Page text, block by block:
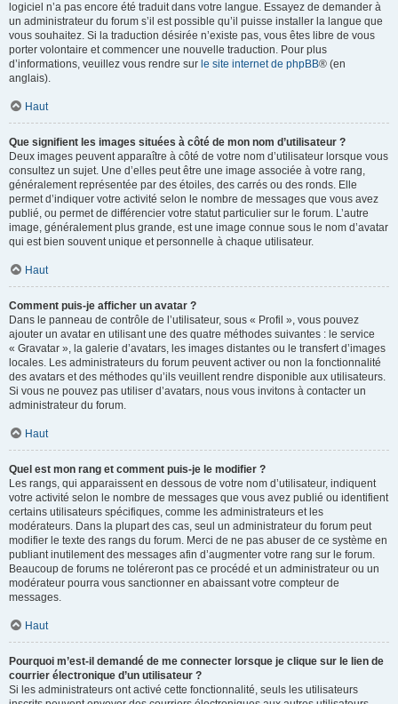
logiciel n’a pas encore été traduit dans votre langue. Essayez de demander à
un administrateur du forum s’il est possible qu’il puisse installer la langue que
vous souhaitez. Si la traduction désirée n’existe pas, vous êtes libre de vous
porter volontaire et commencer une nouvelle traduction. Pour plus
d’informations, veuillez vous rendre sur le site internet de phpBB® (en
anglais).
Haut
Que signifient les images situées à côté de mon nom d’utilisateur ?
Deux images peuvent apparaître à côté de votre nom d’utilisateur lorsque vous
consultez un sujet. Une d’elles peut être une image associée à votre rang,
généralement représentée par des étoiles, des carrés ou des ronds. Elle
permet d’indiquer votre activité selon le nombre de messages que vous avez
publié, ou permet de différencier votre statut particulier sur le forum. L’autre
image, généralement plus grande, est une image connue sous le nom d’avatar
qui est bien souvent unique et personnelle à chaque utilisateur.
Haut
Comment puis-je afficher un avatar ?
Dans le panneau de contrôle de l’utilisateur, sous « Profil », vous pouvez
ajouter un avatar en utilisant une des quatre méthodes suivantes : le service
« Gravatar », la galerie d’avatars, les images distantes ou le transfert d’images
locales. Les administrateurs du forum peuvent activer ou non la fonctionnalité
des avatars et des méthodes qu’ils veuillent rendre disponible aux utilisateurs.
Si vous ne pouvez pas utiliser d’avatars, nous vous invitons à contacter un
administrateur du forum.
Haut
Quel est mon rang et comment puis-je le modifier ?
Les rangs, qui apparaissent en dessous de votre nom d’utilisateur, indiquent
votre activité selon le nombre de messages que vous avez publié ou identifient
certains utilisateurs spécifiques, comme les administrateurs et les
modérateurs. Dans la plupart des cas, seul un administrateur du forum peut
modifier le texte des rangs du forum. Merci de ne pas abuser de ce système en
publiant inutilement des messages afin d’augmenter votre rang sur le forum.
Beaucoup de forums ne toléreront pas ce procédé et un administrateur ou un
modérateur pourra vous sanctionner en abaissant votre compteur de
messages.
Haut
Pourquoi m’est-il demandé de me connecter lorsque je clique sur le lien de
courrier électronique d’un utilisateur ?
Si les administrateurs ont activé cette fonctionnalité, seuls les utilisateurs